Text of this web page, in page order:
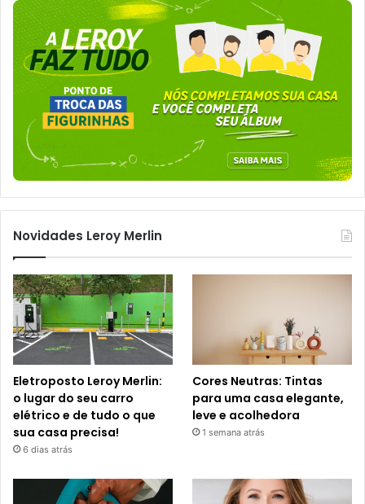
Novidades Leroy Merlin
Eletroposto Leroy Merlin:
o lugar do seu carro
elétrico e de tudo o que
sua casa precisa!
6 dias atrás
Cores Neutras: Tintas
para uma casa elegante,
leve e acolhedora
1 semana atrás